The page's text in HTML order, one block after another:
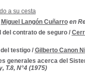
a su cesta
Miguel Langón Cuñarro en
del contrato de seguro/
testigo/ Gilberto Canon
generales acerca del
T.8, N°4 (1975)